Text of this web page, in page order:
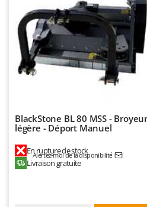
BlackStone BL 80 MSS -
légère - Déport Manuel
En rupture de stock
Alertez-moi de la disponibilité
Livraison gratuite